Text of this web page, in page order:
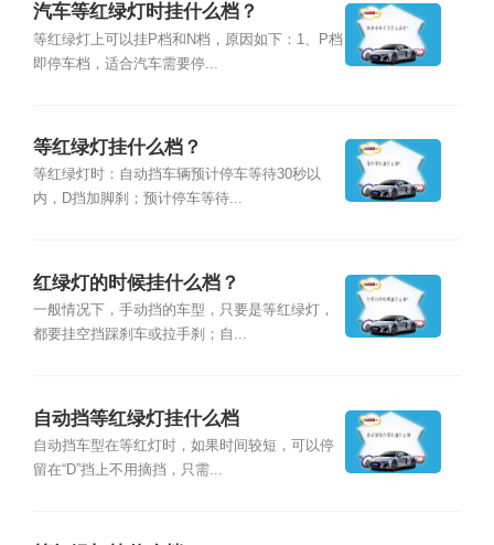
汽车等红绿灯时挂什么档？
等红绿灯上可以挂P档和N档，原因如下：1、P档
即停车档，适合汽车需要停...
等红绿灯挂什么档？
等红绿灯时：自动挡车辆预计停车等待30秒以
内，D挡加脚刹；预计停车等待...
红绿灯的时候挂什么档？
一般情况下，手动挡的车型，只要是等红绿灯，
都要挂空挡踩刹车或拉手刹；自...
自动挡等红绿灯挂什么档
自动挡车型在等红灯时，如果时间较短，可以停
留在“D”挡上不用摘挡，只需...